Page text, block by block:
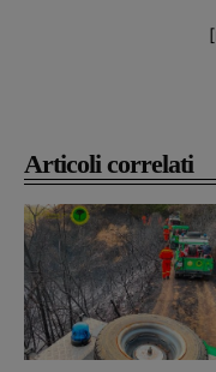
Articoli correlati